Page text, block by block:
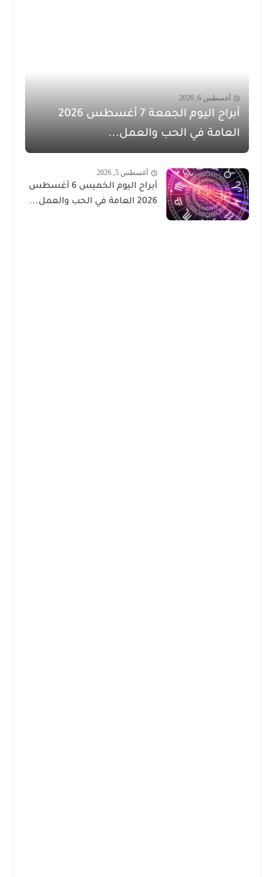
أغسطس 6, 2026
أبراج اليوم الجمعة 7 أغسطس 2026
العامة في الحب والعمل...
أغسطس 5, 2026
أبراج اليوم الخميس 6 أغسطس
2026 العامة في الحب والعمل...